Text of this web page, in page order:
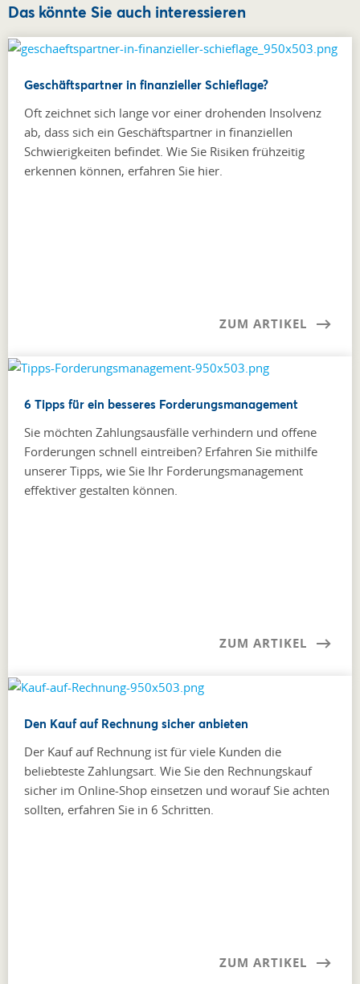
Das könnte Sie auch interessieren
Geschäftspartner in finanzieller Schieflage?
Oft zeichnet sich lange vor einer drohenden Insolvenz
ab, dass sich ein Geschäftspartner in finanziellen
Schwierigkeiten befindet. Wie Sie Risiken frühzeitig
erkennen können, erfahren Sie hier.
ZUM ARTIKEL
6 Tipps für ein besseres Forderungsmanagement
Sie möchten Zahlungsausfälle verhindern und offene
Forderungen schnell eintreiben? Erfahren Sie mithilfe
unserer Tipps, wie Sie Ihr Forderungs­management
effektiver gestalten können.
ZUM ARTIKEL
Den Kauf auf Rechnung sicher anbieten
Der Kauf auf Rechnung ist für viele Kunden die
beliebteste Zahlungsart. Wie Sie den Rechnungskauf
sicher im Online-Shop einsetzen und worauf Sie achten
sollten, erfahren Sie in 6 Schritten.
ZUM ARTIKEL